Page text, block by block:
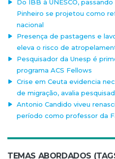
Do IBB à UNESCO,
Pinheiro se projetou como
nacional
Presença de pastagens e
eleva o risco de
Pesquisador da Unesp é
programa ACS Fellows
Crise em Ceuta evidencia
de migração, avalia
Antonio Candido viveu
período como professor da
TEMAS ABORDADOS